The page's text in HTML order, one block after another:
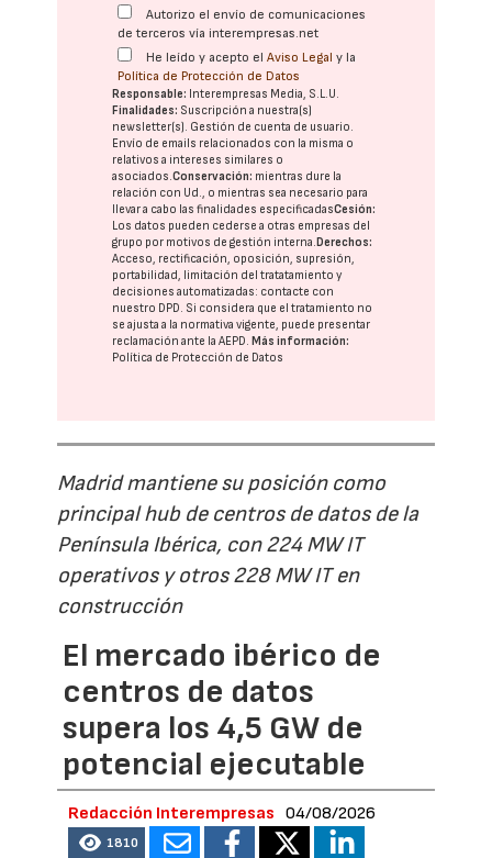
Autorizo el envío de comunicaciones
de terceros vía interempresas.net
He leído y acepto elAviso Legal y la
Política de Protección de Datos
Responsable: Interempresas Media, S.L.U.
Finalidades: Suscripción a nuestra(s)
newsletter(s). Gestión de cuenta de usuario.
Envío de emails relacionados con la misma o
relativos a intereses similares o
asociados.Conservación: mientras dure la
relación con Ud., o mientras sea necesario para
llevar a cabo las finalidades especificadasCesión:
Los datos pueden cederse a otras empresas del
grupo por motivos de gestión interna.Derechos:
Acceso, rectificación, oposición, supresión,
portabilidad, limitación del tratatamiento y
decisiones automatizadas: contacte con
nuestro DPD. Si considera que el tratamiento no
se ajusta a la normativa vigente, puede presentar
reclamación ante laAEPD.Más información:
Política de Protección de Datos
Madrid mantiene su posición como
principal hub de centros de datos de la
Península Ibérica, con 224 MW IT
operativos y otros 228 MW IT en
construcción
El mercado ibérico de
centros de datos
supera los 4,5 GW de
potencial ejecutable
Redacción Interempresas 04/08/2026
1810